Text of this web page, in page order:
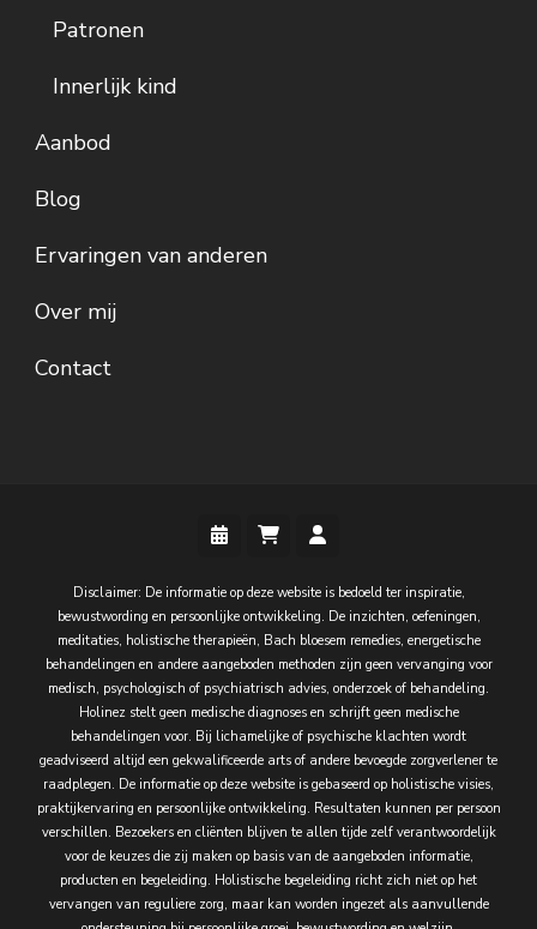
Patronen
Innerlijk kind
Aanbod
Blog
Ervaringen van anderen
Over mij
Contact
Disclaimer: De informatie op deze website is bedoeld ter inspiratie,
bewustwording en persoonlijke ontwikkeling. De inzichten, oefeningen,
meditaties, holistische therapieën, Bach bloesem remedies, energetische
behandelingen en andere aangeboden methoden zijn geen vervanging voor
medisch, psychologisch of psychiatrisch advies, onderzoek of behandeling.
Holinez stelt geen medische diagnoses en schrijft geen medische
behandelingen voor. Bij lichamelijke of psychische klachten wordt
geadviseerd altijd een gekwalificeerde arts of andere bevoegde zorgverlener te
raadplegen. De informatie op deze website is gebaseerd op holistische visies,
praktijkervaring en persoonlijke ontwikkeling. Resultaten kunnen per persoon
verschillen. Bezoekers en cliënten blijven te allen tijde zelf verantwoordelijk
voor de keuzes die zij maken op basis van de aangeboden informatie,
producten en begeleiding. Holistische begeleiding richt zich niet op het
vervangen van reguliere zorg, maar kan worden ingezet als aanvullende